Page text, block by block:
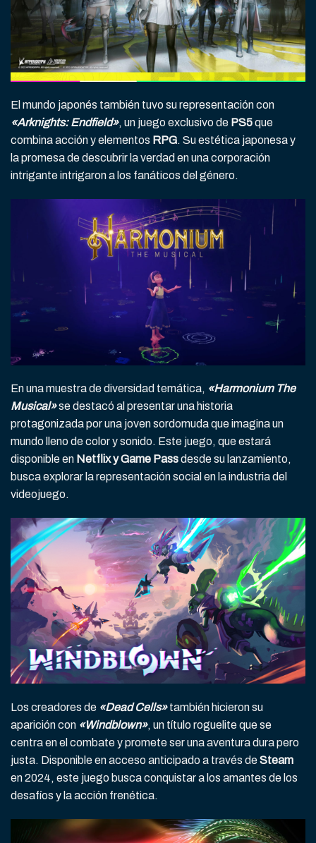
El mundo japonés también tuvo su representación con
«Arknights: Endfield», un juego exclusivo de PS5que
combina acción y elementos RPG. Su estética japonesa y
la promesa de descubrir la verdad en una corporación
intrigante intrigaron a los fanáticos del género.
En una muestra de diversidad temática, «Harmonium The
Musical»se destacó al presentar una historia
protagonizada por una joven sordomuda que imagina un
mundo lleno de color y sonido. Este juego, que estará
disponible en Netflix y Game Passdesde su lanzamiento,
busca explorar la representación social en la industria del
videojuego.
Los creadores de «Dead Cells»también hicieron su
aparición con «Windblown», un título roguelite que se
centra en el combate y promete ser una aventura dura pero
justa. Disponible en acceso anticipado a través deSteam
en 2024, este juego busca conquistar a los amantes de los
desafíos y la acción frenética.